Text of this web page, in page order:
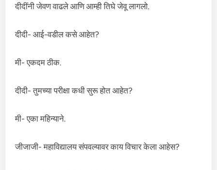
दीदींनी जेवण वाढले आणि आम्ही तिघे जेवू लागलो.
दीदी- आई-वडील कसे आहेत?
मी- एकदम ठीक.
दीदी- तुमच्या परीक्षा कधी सुरू होत आहेत?
मी- एका महिन्याने.
जीजाजी- महाविद्यालय संपवल्यावर काय विचार केला आहेस?